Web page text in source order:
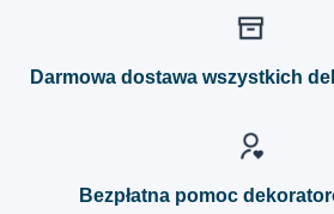
Darmowa dostawa wszystkich
Bezpłatna pomoc